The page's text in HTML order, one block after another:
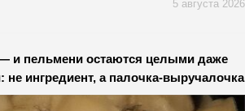
5 августа 2026
и пельмени остаются целыми даже
не ингредиент, а палочка-выручалочка